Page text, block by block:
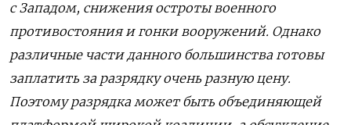
с Западом, снижения остроты военного
противостояния и гонки вооружений. Однако
различные части данного большинства готовы
заплатить за разрядку очень разную цену.
Поэтому разрядка может быть объединяющей